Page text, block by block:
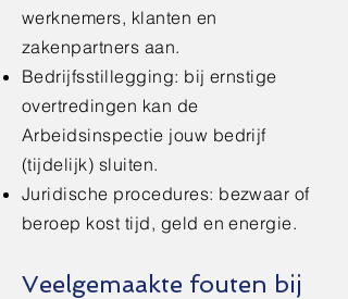
werknemers, klanten en
zakenpartners aan.
Bedrijfsstillegging: bij ernstige
overtredingen kan de
Arbeidsinspectie jouw bedrijf
(tijdelijk) sluiten.
Juridische procedures: bezwaar of
beroep kost tijd, geld en energie.
Veelgemaakte fouten bij